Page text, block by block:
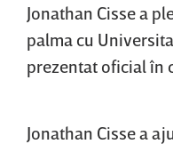
Jonathan Cisse a
palma cu
prezentat oficial în
Jonathan Cisse a